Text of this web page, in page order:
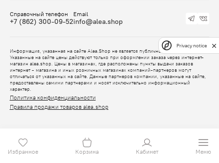
Избранное Корзина Кабинет Меню
Справочный телефон
+7 (862) 300-09-52
Email
info@alea.shop
Информация, указанная на сайте Alea.Shop не является публичной офертой.
Указанные на сайте цены действуют только при оформлении заказа через интернет-
магазин alea.shop. Цены в магазинах, где расположены пункты выдачи заказов
интернет - магазина и иных розничных магазинах компаний-партнеров могут
отличаться от указанных на сайте. Данные партнеров компании, указанные на сайте,
предоставлены самими партнерами и носят исключительно информационный
характер.
Политика конфиденциальности
Правила продажи товаров alea.shop
Privacy notice